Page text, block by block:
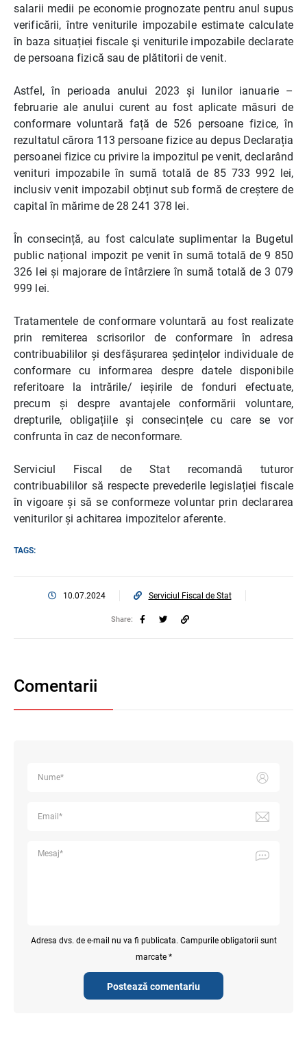
salarii medii pe economie prognozate pentru anul supus
verificării, între veniturile impozabile estimate calculate
în baza situației fiscale şi veniturile impozabile declarate
de persoana fizică sau de plătitorii de venit.
Astfel, în perioada anului 2023 și lunilor ianuarie –
februarie ale anului curent au fost aplicate măsuri de
conformare voluntară față de 526 persoane fizice, în
rezultatul cărora 113 persoane fizice au depus Declarația
persoanei fizice cu privire la impozitul pe venit, declarând
venituri impozabile în sumă totală de 85 733 992 lei,
inclusiv venit impozabil obținut sub formă de creștere de
capital în mărime de 28 241 378 lei.
În consecință, au fost calculate suplimentar la Bugetul
public național impozit pe venit în sumă totală de 9 850
326 lei și majorare de întârziere în sumă totală de 3 079
999 lei.
Tratamentele de conformare voluntară au fost realizate
prin remiterea scrisorilor de conformare în adresa
contribuabililor și desfășurarea ședințelor individuale de
conformare cu informarea despre datele disponibile
referitoare la intrările/ ieșirile de fonduri efectuate,
precum și despre avantajele conformării voluntare,
drepturile, obligațiile și consecințele cu care se vor
confrunta în caz de neconformare.
Serviciul Fiscal de Stat recomandă tuturor
contribuabililor să respecte prevederile legislației fiscale
în vigoare și să se conformeze voluntar prin declararea
veniturilor și achitarea impozitelor aferente.
TAGS:
10.07.2024 Serviciul Fiscal de Stat
Share:
Comentarii
Postează comentariu
Adresa dvs. de e-mail nu va fi publicata. Campurile obligatorii sunt
marcate *